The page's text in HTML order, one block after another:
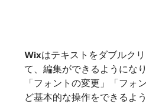
Wixはテキストをダブルク
て、編集ができるようになり
「フォントの変更」「フォ
ど基本的な操作をできるよ